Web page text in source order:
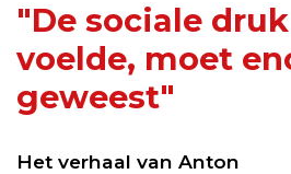
"De sociale
voelde, moet
geweest"
Het verhaal van Anton